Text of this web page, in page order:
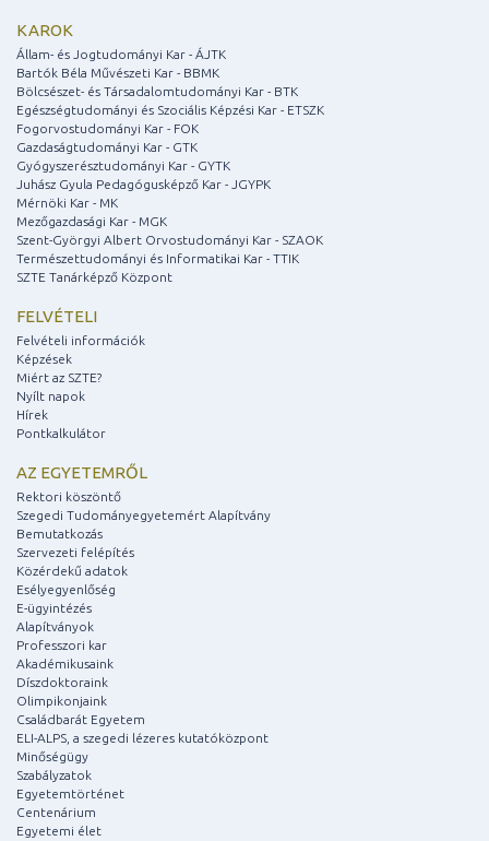
KAROK
Állam- és Jogtudományi Kar - ÁJTK
Bartók Béla Művészeti Kar - BBMK
Bölcsészet- és Társadalomtudományi Kar - BTK
Egészségtudományi és Szociális Képzési Kar - ETSZK
Fogorvostudományi Kar - FOK
Gazdaságtudományi Kar - GTK
Gyógyszerésztudományi Kar - GYTK
Juhász Gyula Pedagógusképző Kar - JGYPK
Mérnöki Kar - MK
Mezőgazdasági Kar - MGK
Szent-Györgyi Albert Orvostudományi Kar - SZAOK
Természettudományi és Informatikai Kar - TTIK
SZTE Tanárképző Központ
FELVÉTELI
Felvételi információk
Képzések
Miért az SZTE?
Nyílt napok
Hírek
Pontkalkulátor
AZ EGYETEMRŐL
Rektori köszöntő
Szegedi Tudományegyetemért Alapítvány
Bemutatkozás
Szervezeti felépítés
Közérdekű adatok
Esélyegyenlőség
E-ügyintézés
Alapítványok
Professzori kar
Akadémikusaink
Díszdoktoraink
Olimpikonjaink
Családbarát Egyetem
ELI-ALPS, a szegedi lézeres kutatóközpont
Minőségügy
Szabályzatok
Egyetemtörténet
Centenárium
Egyetemi élet